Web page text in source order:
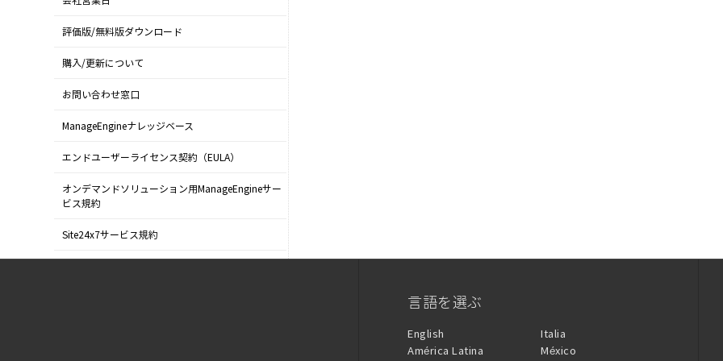
評価版/無料版ダウンロード
購入/更新について
お問い合わせ窓口
ManageEngineナレッジベース
エンドユーザーライセンス契約（EULA）
オンデマンドソリューション用ManageEngineサー
ビス規約
Site24x7サービス規約
言語を選ぶ
English
América Latina
Italia
México